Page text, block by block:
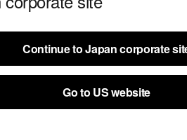
Continue to Japan corporate
Continue to Japan corporate
Go to US website
Go to US website
するために「LegalForceキ